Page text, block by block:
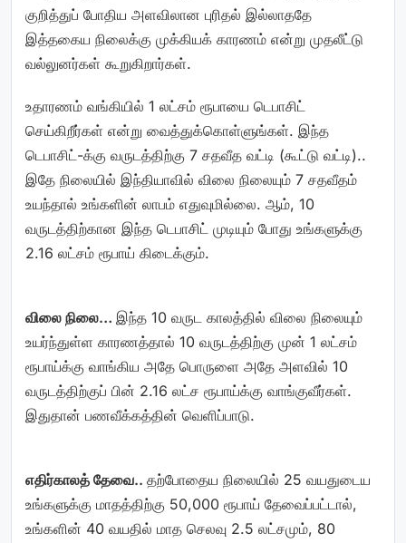
குறித்துப் போதிய அளவிலான புரிதல் இல்லாததே
இத்தகைய நிலைக்கு முக்கியக் காரணம் என்று முதலீட்டு
வல்லுனர்கள் கூறுகிறார்கள்.
உதாரணம் வங்கியில் 1 லட்சம் ரூபாயை டெபாசிட்
செய்கிறீர்கள் என்று வைத்துக்கொள்ளுங்கள். இந்த
டெபாசிட்-க்கு வருடத்திற்கு 7 சதவீத வட்டி (கூட்டு வட்டி)..
இதே நிலையில் இந்தியாவில் விலை நிலையும் 7 சதவீதம்
உயந்தால் உங்களின் லாபம் எதுவுமில்லை. ஆம், 10
வருடத்திற்கான இந்த டெபாசிட் முடியும் போது உங்களுக்கு
2.16 லட்சம் ரூபாய் கிடைக்கும்.
விலை நிலை… இந்த 10 வருட காலத்தில் விலை நிலையும்
உயர்ந்துள்ள காரணத்தால் 10 வருடத்திற்கு முன் 1 லட்சம்
ரூபாய்க்கு வாங்கிய அதே பொருளை அதே அளவில் 10
வருடத்திற்குப் பின் 2.16 லட்ச ரூபாய்க்கு வாங்குவீர்கள்.
இதுதான் பணவீக்கத்தின் வெளிப்பாடு.
எதிர்காலத் தேவை.. தற்போதைய நிலையில் 25 வயதுடைய
உங்களுக்கு மாதத்திற்கு 50,000 ரூபாய் தேவைப்பட்டால்,
உங்களின் 40 வயதில் மாத செலவு 2.5 லட்சமும், 80